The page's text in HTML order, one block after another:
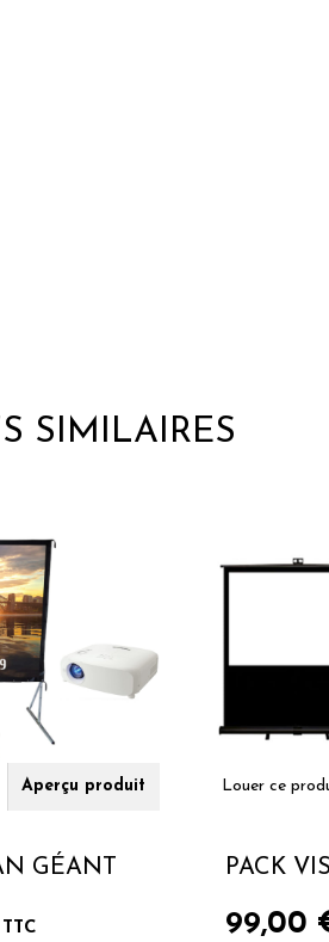
SIMILAIRES
Aperçu produit
GÉANT
TTC
Louer ce
PACK
99,00